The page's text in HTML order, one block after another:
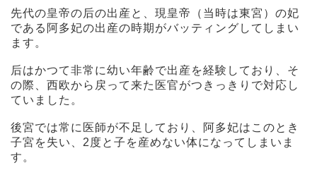
先代の皇帝の后の出産と、現皇帝（当時は東宮）の妃
である阿多妃の出産の時期がバッティングしてしまい
ます。
后はかつて非常に幼い年齢で出産を経験しており、そ
の際、西欧から戻って来た医官がつきっきりで対応し
ていました。
後宮では常に医師が不足しており、阿多妃はこのとき
子宮を失い、2度と子を産めない体になってしまいま
す。